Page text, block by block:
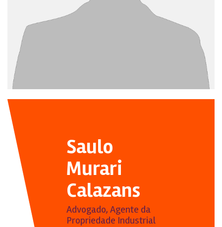
Saulo
Murari
Calazans
Advogado, Agente da
Propriedade Industrial